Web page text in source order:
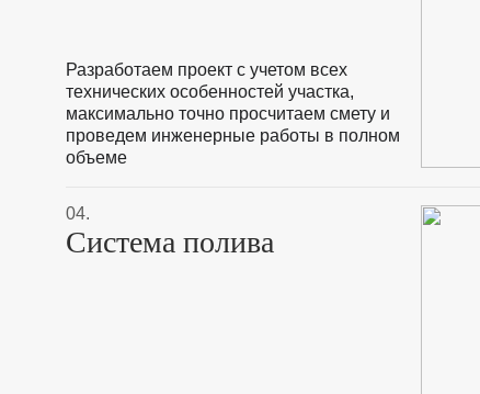
Разработаем проект с учетом всех
технических особенностей участка,
максимально точно просчитаем смету и
проведем инженерные работы в полном
объеме
04.
Система полива